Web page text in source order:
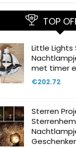
TOP
Little Lights
met timer
€202.72
Sterren